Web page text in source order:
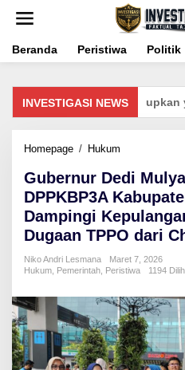
Beranda
Peristiwa Politik
INVESTIGASI NEWS
Baru Gampang dihidupkan
Homepage / Hukum
Mulyadi
Turun
Tangan,
DPPKBP3A
Kabupaten
Dampingi
Kepulangan
Korban
Dugaan
TPPO
dari
China
Gubernur Dedi
DPPKBP3A
Dampingi
Dugaan TPPO dari
Niko Andri Lesmana
Maret 7, 2026
Hukum Pemerintah Peristiwa 1194